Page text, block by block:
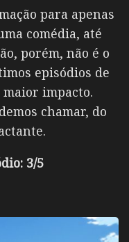
para apenas
comédia, até
porém, não é o
episódios de
impacto.
chamar, do
3/5